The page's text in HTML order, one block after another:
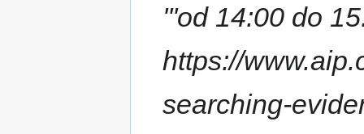
'''od 14:00 do
https://
searching-